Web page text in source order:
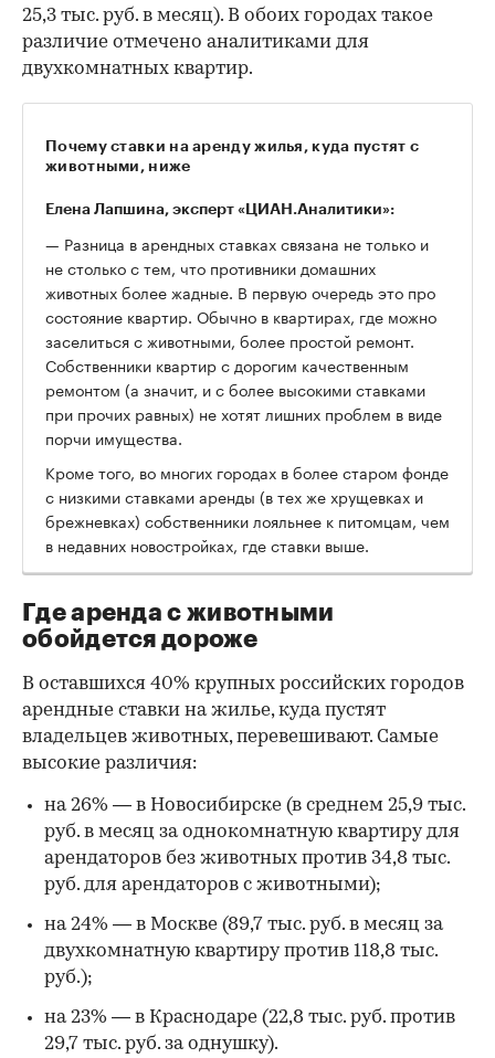
25,3 тыс. руб. в месяц). В обоих городах такое
различие отмечено аналитиками для
двухкомнатных квартир.
Почему ставки на аренду жилья, куда пустят с
животными, ниже
Елена Лапшина, эксперт «ЦИАН.Аналитики»:
— Разница в арендных ставках связана не только и
не столько с тем, что противники домашних
животных более жадные. В первую очередь это про
состояние квартир. Обычно в квартирах, где можно
заселиться с животными, более простой ремонт.
Собственники квартир с дорогим качественным
ремонтом (а значит, и с более высокими ставками
при прочих равных) не хотят лишних проблем в виде
порчи имущества.
Кроме того, во многих городах в более старом фонде
с низкими ставками аренды (в тех же хрущевках и
брежневках) собственники лояльнее к питомцам, чем
в недавних новостройках, где ставки выше.
Где аренда с животными
обойдется дороже
В оставшихся 40% крупных российских городов
арендные ставки на жилье, куда пустят
владельцев животных, перевешивают. Самые
высокие различия:
на 26% — в Новосибирске (в среднем 25,9 тыс.
руб. в месяц за однокомнатную квартиру для
арендаторов без животных против 34,8 тыс.
руб. для арендаторов с животными);
на 24% — в Москве (89,7 тыс. руб. в месяц за
двухкомнатную квартиру против 118,8 тыс.
руб.);
на 23% — в Краснодаре (22,8 тыс. руб. против
29,7 тыс. руб. за однушку).